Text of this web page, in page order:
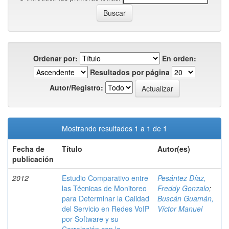
Ordenar por:
En orden:
Resultados por página
Autor/Registro:
Mostrando resultados 1 a 1 de 1
Fecha de
publicación
Título Autor(es)
2012
Estudio Comparativo entre
las Técnicas de Monitoreo
para Determinar la Calidad
del Servicio en Redes VoIP
por Software y su
Pesántez Díaz,
Freddy Gonzalo;
Buscán Guamán,
Víctor Manuel